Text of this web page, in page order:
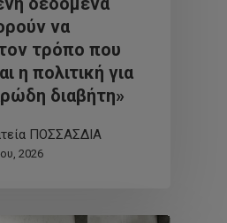
να
τρόπο που
η πολιτική για
διαβήτη»
ΠΟΣΣΑΣΔΙΑ
2026